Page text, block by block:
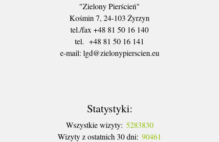
"Zielony Pierścień"
Kośmin 7, 24-103 Żyrzyn
tel./fax +48 81 50 16 140
tel. +48 81 50 16 141
​e-mail: lgd@zielonypierscien.eu
Statystyki:
Wszystkie wizyty: 5283830
Wizyty z ostatnich 30 dni: 90461